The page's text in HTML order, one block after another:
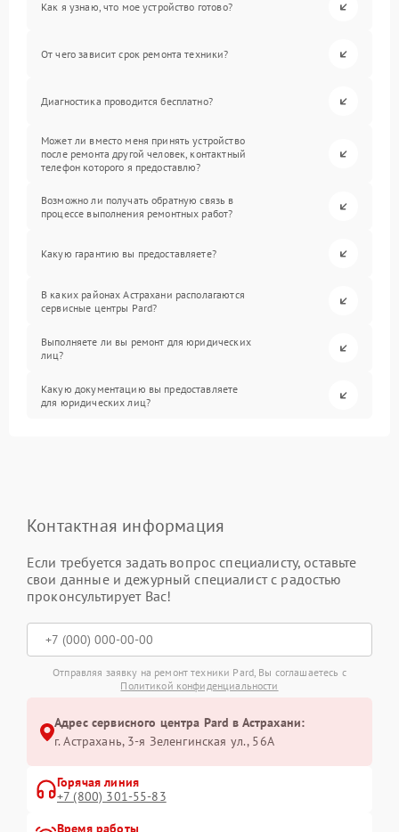
Как я узнаю, что мое устройство готово?
От чего зависит срок ремонта техники?
Диагностика проводится бесплатно?
Может ли вместо меня принять устройство
после ремонта другой человек, контактный
телефон которого я предоставлю?
Возможно ли получать обратную связь в
процессе выполнения ремонтных работ?
Какую гарантию вы предоставляете?
В каких районах Астрахани располагаются
сервисные центры Pard?
Выполняете ли вы ремонт для юридических
лиц?
Какую документацию вы предоставляете
для юридических лиц?
Контактная информация
Если требуется задать вопрос специалисту, оставьте
свои данные и дежурный специалист с радостью
проконсультирует Вас!
Отправляя заявку на ремонт техники Pard, Вы соглашаетесь с
Политикой конфиденциальности
Адрес сервисного центра Pard в Астрахани:
г. Астрахань, 3-я Зеленгинская ул., 56А
Горячая линия
+7 (800) 301-55-83
Время работы